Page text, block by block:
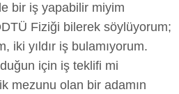
bir iş yapabilir miyim
Fiziği bilerek söylüyorum;
iki yıldır iş bulamıyorum.
için iş teklifi mi
mezunu olan bir adamın